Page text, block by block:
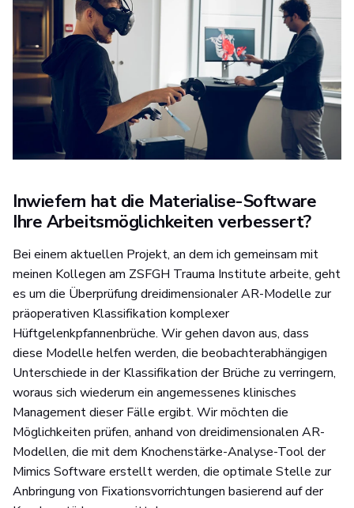
Inwiefern hat die Materialise-Software
Ihre Arbeitsmöglichkeiten verbessert?
Bei einem aktuellen Projekt, an dem ich gemeinsam mit
meinen Kollegen am ZSFGH Trauma Institute arbeite, geht
es um die Überprüfung dreidimensionaler AR-Modelle zur
präoperativen Klassifikation komplexer
Hüftgelenkpfannenbrüche. Wir gehen davon aus, dass
diese Modelle helfen werden, die beobachterabhängigen
Unterschiede in der Klassifikation der Brüche zu verringern,
woraus sich wiederum ein angemessenes klinisches
Management dieser Fälle ergibt. Wir möchten die
Möglichkeiten prüfen, anhand von dreidimensionalen AR-
Modellen, die mit dem Knochenstärke-Analyse-Tool der
Mimics Software erstellt werden, die optimale Stelle zur
Anbringung von Fixationsvorrichtungen basierend auf der